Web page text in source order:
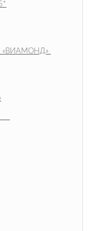
«ВИАМОНД»